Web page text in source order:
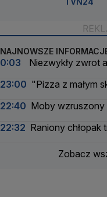
NAJNOWSZE
0:03
Niezwykły zwrot
23:00 "Pizza z małym
22:40 Moby wzruszony
22:32 Raniony chłopak
Zobacz